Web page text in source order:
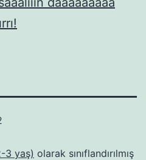
3 yaş) olarak sınıflandırılmış